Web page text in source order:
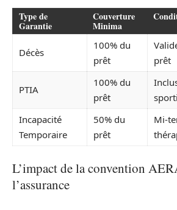
Type de
Garantie
Couverture
Minima
Décès
100% du
prêt
prêt
PTIA
100% du
prêt
Incapacité
Temporaire
50% du
prêt
Mi-
L’impact de la convention
l’assurance